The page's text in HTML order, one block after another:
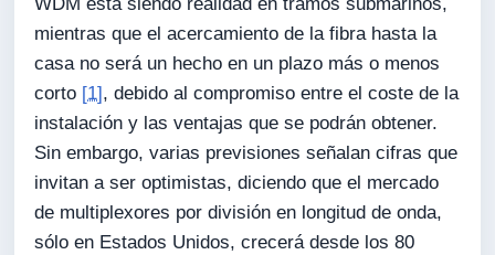
mientras que el acercamiento de la fibra hasta la
casa no será un hecho en un plazo más o menos
corto [1] , debido al compromiso entre el coste de la
instalación y las ventajas que se podrán obtener.
Sin embargo, varias previsiones señalan cifras que
invitan a ser optimistas, diciendo que el mercado
de multiplexores por división en longitud de onda,
sólo en Estados Unidos, crecerá desde los 80